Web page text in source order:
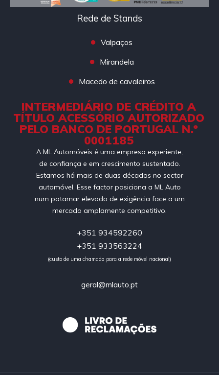
Rede de Stands
Valpaços
Mirandela
Macedo de cavaleiros
INTERMEDIÁRIO DE CRÉDITO A
TÍTULO ACESSÓRIO AUTORIZADO
PELO BANCO DE PORTUGAL N.º
0001185
A ML Automóveis é uma empresa experiente,
de confiança e em crescimento sustentado.
Estamos há mais de duas décadas no sector
automóvel. Esse factor posiciona a ML Auto
num patamar elevado de exigência face a um
mercado amplamente competitivo.
+351 934592260
+351 933563224
(custo de uma chamada para a rede móvel nacional)
geral@mlauto.pt